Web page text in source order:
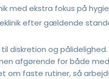
med ekstra fokus på
efter gældende
diskretion og pålidelighed.
afgørende for både
om faste rutiner, så